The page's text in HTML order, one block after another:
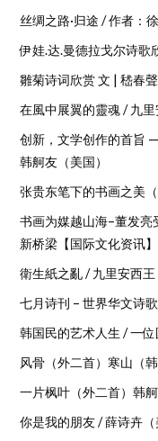
丝绸之路·归途 / 作者：
伊娃.达.曼德拉戈尔诗歌
雛菊诗词欣赏 文 | 嵇春聲
在風中展翼的靈魂 / 九里
创新，文学创作的首旨
韩舸友（美国）
张贵东笔下的书画之美（
书画为媒越山海–董发亮
新桥梁【国际文化资讯】
衛生紙之亂 / 九里安西王
七月诗刊 – 世界华文诗
韩国民的艺术人生 / 一
风骨（外二首）寒山（韩
一片枫叶（外二首）韩舸
你是我的朋友 / 薛诗卉（